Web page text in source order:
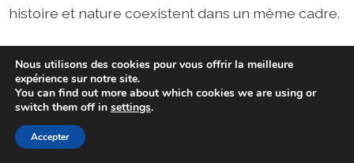
histoire et nature coexistent dans un même cadre.
Nous utilisons des cookies pour vous offrir la meilleure
expérience sur notre site.
You can find out more about which cookies we are using or
switch them off in settings.
Accepter